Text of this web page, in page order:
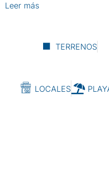
Leer más
TERRENOS
LOCALES